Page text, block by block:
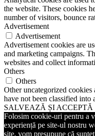
the website. These cookies
number of visitors, bounce
Advertisement
Advertisement
Advertisement cookies are
and marketing campaigns.
websites and collect
Others
Others
Other uncategorized cookies
have not been classified into
SALVEAZĂ ȘI ACCEPTĂ
Folosim cookie-uri pentru a
experiență pe site-ul nostru
site, vom presupune că